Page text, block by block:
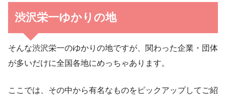
渋沢栄一ゆかりの地
そんな渋沢栄一のゆかりの地ですが、関わった企業・団体
が多いだけに全国各地にめっちゃあります。
ここでは、その中から有名なものをピックアップしてご紹